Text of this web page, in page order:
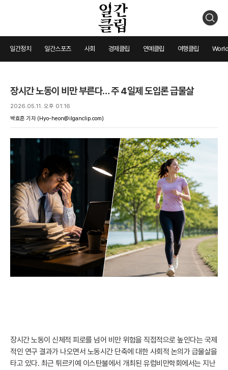
검
일간정치 일간스포츠 사회 경제클립 연예클립 여행클립
장시간 노동이 비만 부른다… 주 4일제 도입론 급물살
2026.05.11. 오후 01:16
박효흔 기자 (Hyo-heon@ilganclip.com)
장시간 노동이 신체적 피로를 넘어 비만 위험을 직접적으로 높인다는 국제
적인 연구 결과가 나오면서 노동시간 단축에 대한 사회적 논의가 급물살을
타고 있다. 최근 튀르키예 이스탄불에서 개최된 유럽비만학회에서는 지난